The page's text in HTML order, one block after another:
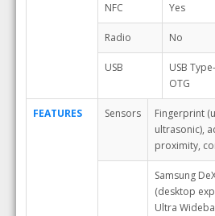
NFC Yes
Radio No
USB
USB
OTG
FEATURES Sensors
Fingerprint
ultrasonic),
proximity,
Samsung
(desktop
Ultra